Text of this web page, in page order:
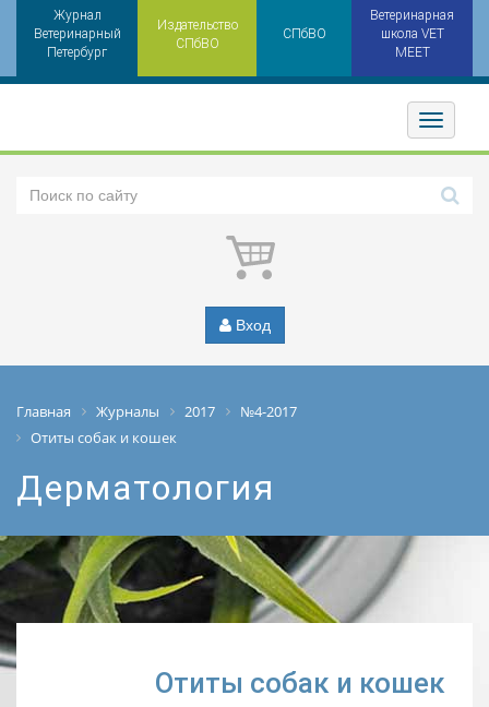
Журнал
Ветеринарный
Петербург
Издательство
СПбВО
СПбВО
Ветеринарная
школа VET
MEET
Toggler
Вход
Главная Журналы 2017
№4-2017
Отиты собак и кошек
Дерматология
Отиты собак и кошек